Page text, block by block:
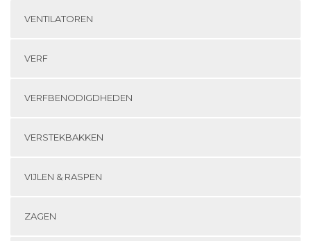
VENTILATOREN
VERF
VERFBENODIGDHEDEN
VERSTEKBAKKEN
VIJLEN & RASPEN
ZAGEN